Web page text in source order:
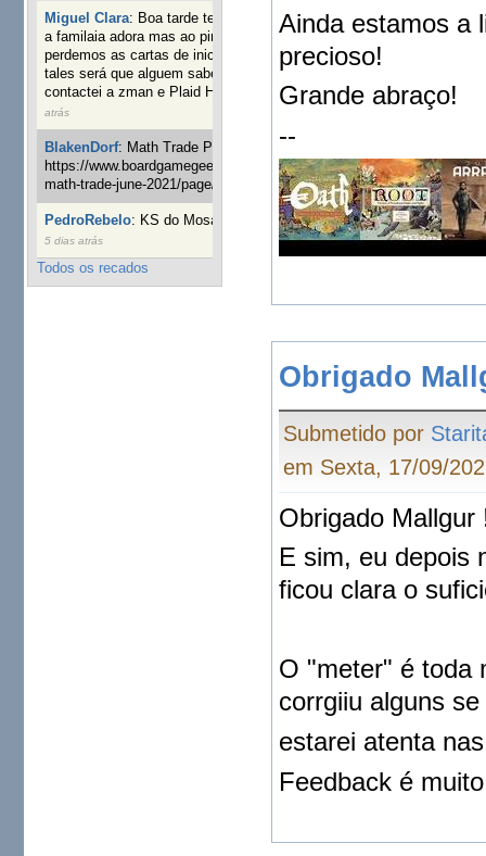
Miguel Clara: Boa tarde tenho jogo Mice and mistics que
a familaia adora mas ao pintarmos as miniaturas
perdemos as cartas de iniciaticva da expanção downood
tales será que alguem sabe onde adquirir as cartas já
contactei a zman e Plaid Hat e nada
19 semanas 22 horas
atrás
BlakenDorf: Math Trade Portuguesa a decorrer. Aqui:
https://www.boardgamegeek.com/geeklist/286035/portugal-
math-trade-june-2021/page/1
20 semanas 2 dias atrás
PedroRebelo: KS do Mosaic em 10 minutos :)
23 semanas
5 dias atrás
Todos os recados
Ainda estamos a
precioso!
Grande abraço!
--
Obrigado
Submetido por
em Sexta, 17/09/
Obrigado Mallgur
E sim, eu depois
ficou clara o
O "meter" é toda
corrgiiu alguns
estarei atenta
Feedback é